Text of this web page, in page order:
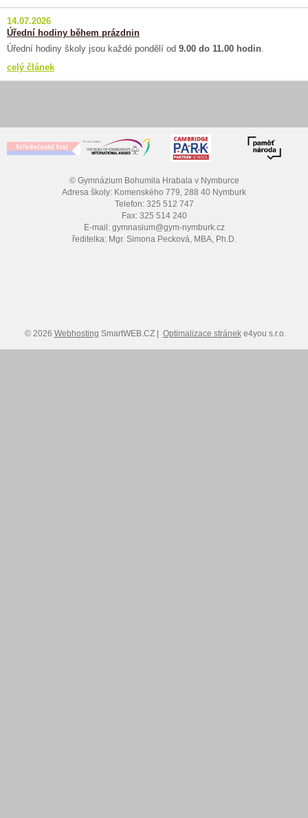
14.07.2026
Úřední hodiny během prázdnin
Úřední hodiny školy jsou každé pondělí od 9.00 do 11.00 hodin.
celý článek
© Gymnázium Bohumila Hrabala v Nymburce
Adresa školy: Komenského 779, 288 40 Nymburk
Telefon: 325 512 747
Fax: 325 514 240
E-mail: gymnasium@gym-nymburk.cz
ředitelka: Mgr. Simona Pecková, MBA, Ph.D.
© 2026 Webhosting SmartWEB.CZ | Optimalizace stráneke4you s.r.o.